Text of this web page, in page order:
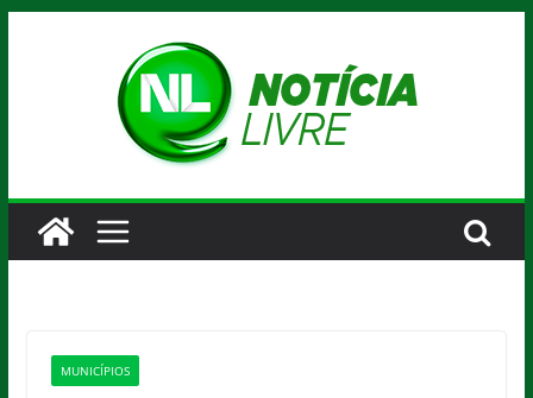
MUNICÍPIOS